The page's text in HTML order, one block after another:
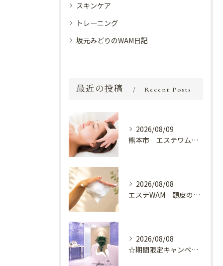
スキンケア
トレーニング
坂元みどりのWAM日記
最近の投稿 Recent Posts
2026/08/09
熊本市 エステワム熊本店 癒しのクールヘッドマッサージ♬
2026/08/08
エステWAM 頭皮の健康
2026/08/08
☆期間限定キャンペーン開催中☆